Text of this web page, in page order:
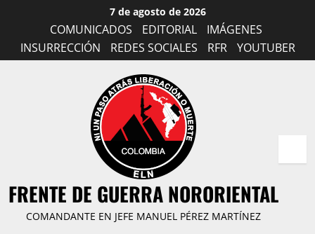
contenido
7 de agosto de 2026
COMUNICADOS EDITORIAL
IMÁGENES
INSURRECCIÓN
REDES SOCIALES RFR YOUTUBER
FRENTE DE GUERRA NORORIENTAL
COMANDANTE EN JEFE MANUEL PÉREZ MARTÍNEZ